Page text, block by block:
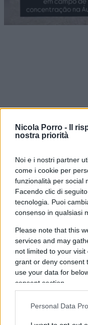
Nicola Porro -
Il
nostra priorità
Noi e i nostri partner
come i cookie per
funzionalità per social
Facendo clic di
tecnologia. Puoi
consenso in qualsiasi
Please note that this
services and may
not limited to your
grant or deny consent
use your data for
consent section.
Personal Data
Polemica durante
memoriale di
concentramento
immagini e
alcuni studenti
la scritta“Free
In alcune
Dalal Mughrabi
Israele, nel quale